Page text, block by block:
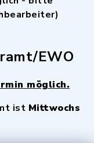
EWO
möglich.
ist Mittwochs